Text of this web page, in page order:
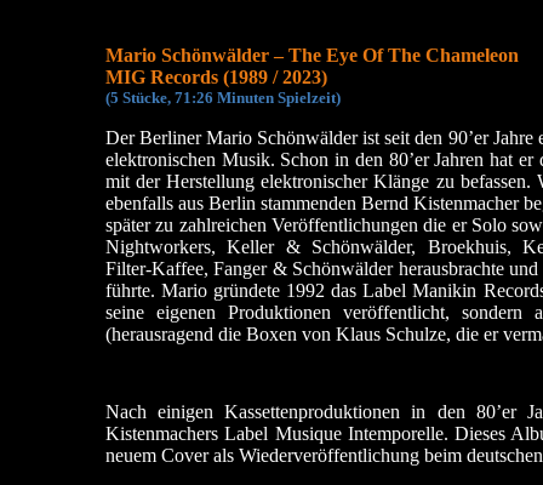
Mario Schönwälder – The Eye Of The Chameleon
MIG Records (1989 / 2023)
(5 Stücke, 71:26 Minuten Spielzeit)
Der Berliner Mario Schönwälder ist seit den 90’er Jahre
elektronischen Musik. Schon in den 80’er Jahren hat er
mit der Herstellung elektronischer Klänge zu befassen.
ebenfalls aus Berlin stammenden Bernd Kistenmacher
später zu zahlreichen Veröffentlichungen die er Solo
Nightworkers, Keller & Schönwälder, Broekhuis,
Filter-Kaffee, Fanger & Schönwälder herausbrachte
führte. Mario gründete 1992 das Label Manikin
seine eigenen Produktionen veröffentlicht, sondern
(herausragend die Boxen von Klaus Schulze, die er
Nach einigen Kassettenproduktionen in den 80’er
Kistenmachers Label Musique Intemporelle. Dieses
neuem Cover als Wiederveröffentlichung beim